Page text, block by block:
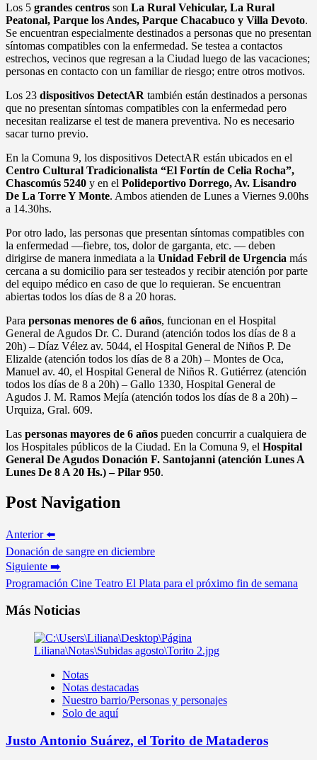
Los 5 grandes centros son La Rural Vehicular, La Rural
Peatonal, Parque los Andes, Parque Chacabuco y Villa Devoto.
Se encuentran especialmente destinados a personas que no presentan
síntomas compatibles con la enfermedad. Se testea a contactos
estrechos, vecinos que regresan a la Ciudad luego de las vacaciones;
personas en contacto con un familiar de riesgo; entre otros motivos.
Los 23 dispositivos DetectAR también están destinados a personas
que no presentan síntomas compatibles con la enfermedad pero
necesitan realizarse el test de manera preventiva. No es necesario
sacar turno previo.
En la Comuna 9, los dispositivos DetectAR están ubicados en el
Centro Cultural Tradicionalista “El Fortín de Celia Rocha”,
Chascomús 5240 y en el Polideportivo Dorrego, Av. Lisandro
De La Torre Y Monte. Ambos atienden de Lunes a Viernes 9.00hs
a 14.30hs.
Por otro lado, las personas que presentan síntomas compatibles con
la enfermedad —fiebre, tos, dolor de garganta, etc. — deben
dirigirse de manera inmediata a la Unidad Febril de Urgencia más
cercana a su domicilio para ser testeados y recibir atención por parte
del equipo médico en caso de que lo requieran. Se encuentran
abiertas todos los días de 8 a 20 horas.
Para personas menores de 6 años, funcionan en el Hospital
General de Agudos Dr. C. Durand (atención todos los días de 8 a
20h) – Díaz Vélez av. 5044, el Hospital General de Niños P. De
Elizalde (atención todos los días de 8 a 20h) – Montes de Oca,
Manuel av. 40, el Hospital General de Niños R. Gutiérrez (atención
todos los días de 8 a 20h) – Gallo 1330, Hospital General de
Agudos J. M. Ramos Mejía (atención todos los días de 8 a 20h) –
Urquiza, Gral. 609.
Las personas mayores de 6 años pueden concurrir a cualquiera de
los Hospitales públicos de la Ciudad. En la Comuna 9, el Hospital
General De Agudos Donación F. Santojanni (atención Lunes A
Lunes De 8 A 20 Hs.) – Pilar 950.
Post Navigation
Anterior ⬅️
Donación de sangre en diciembre
Siguiente ➡️
Programación Cine Teatro El Plata para el próximo fin de semana
Más Noticias
Notas
Notas destacadas
Nuestro barrio/Personas y personajes
Solo de aquí
Justo Antonio Suárez, el Torito de Mataderos